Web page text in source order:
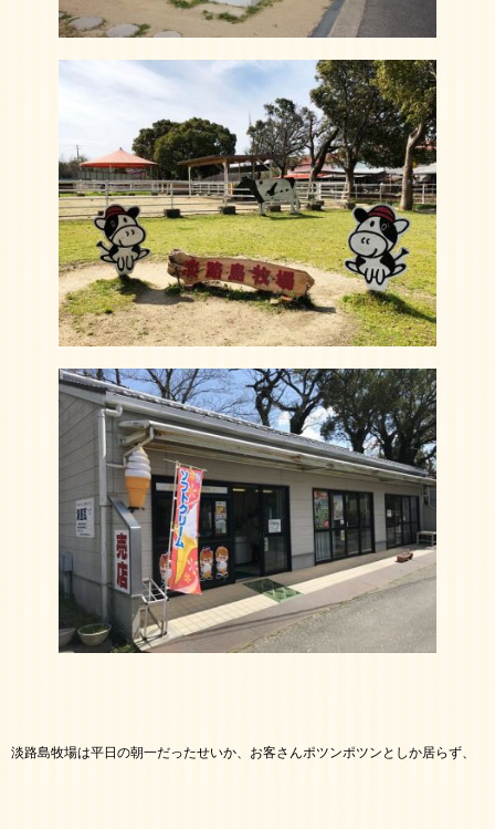
淡路島牧場は平日の朝一だったせいか、お客さんポツンポツンとしか居らず、